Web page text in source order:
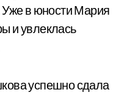
Уже в юности Мария
и увлеклась
успешно сдала